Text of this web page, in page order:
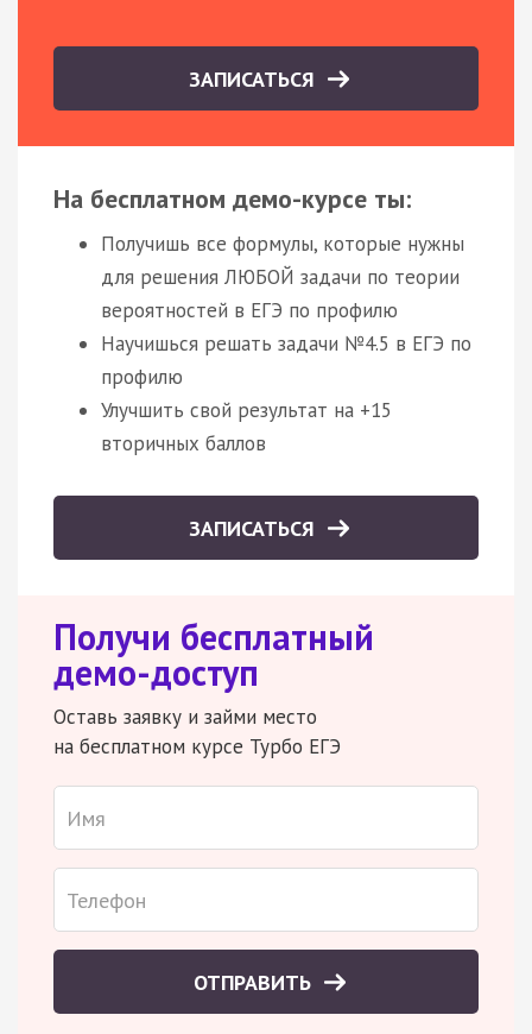
ЗАПИСАТЬСЯ
На бесплатном демо-курсе ты:
Получишь все формулы, которые нужны
для решения ЛЮБОЙ задачи по теории
вероятностей в ЕГЭ по профилю
Научишься решать задачи №4.5 в ЕГЭ по
профилю
Улучшить свой результат на +15
вторичных баллов
ЗАПИСАТЬСЯ
Получи бесплатный
демо-доступ
Оставь заявку и займи место
на бесплатном курсе Турбо ЕГЭ
ОТПРАВИТЬ